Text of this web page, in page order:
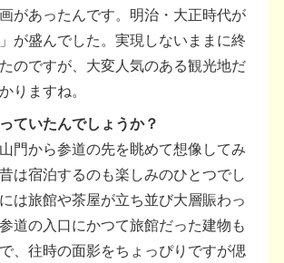
があったんです。明治・大正時代が
が盛んでした。実現しないままに終
のですが、大変人気のある観光地だ
りますね。
ていたんでしょうか？
門から参道の先を眺めて想像してみ
は宿泊するのも楽しみのひとつでし
は旅館や茶屋が立ち並び大層賑わっ
道の入口にかつて旅館だった建物も
、往時の面影をちょっぴりですが偲